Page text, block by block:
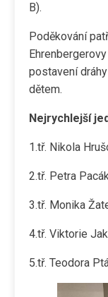
B).
Poděkování
postavení
dětem.
Nejrychlejší
1.tř. Nikola
2.tř. Petra
3.tř. Monika
4.tř. Viktorie
5.tř. Teodora